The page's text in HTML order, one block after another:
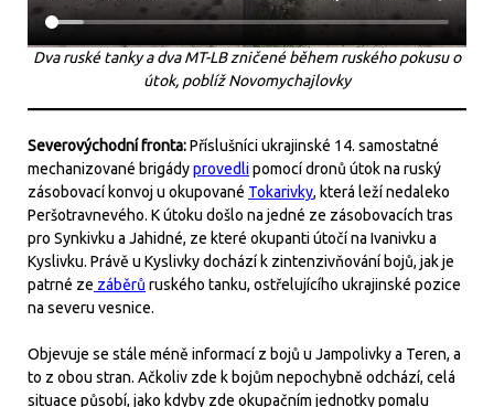
Dva ruské tanky a dva MT-LB zničené během ruského pokusu o
útok, poblíž Novomychajlovky
Severovýchodní fronta:Příslušníci ukrajinské 14. samostatné
mechanizované brigádyprovedlipomocí dronů útok na ruský
zásobovací konvoj u okupované Tokarivky, která leží nedaleko
Peršotravnevého. K útoku došlo na jedné ze zásobovacích tras
pro Synkivku a Jahidné, ze které okupanti útočí na Ivanivku a
Kyslivku. Právě u Kyslivky dochází k zintenzivňování bojů, jak je
patrné ze záběrů ruského tanku, ostřelujícího ukrajinské pozice
na severu vesnice.
Objevuje se stále méně informací z bojů u Jampolivky a Teren, a
to z obou stran. Ačkoliv zde k bojům nepochybně odchází, celá
situace působí, jako kdyby zde okupačním jednotky pomalu